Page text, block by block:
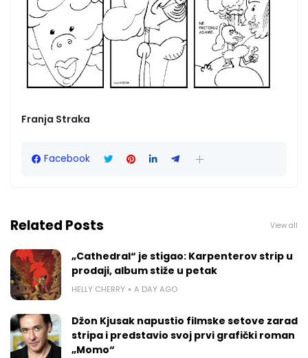
Franja Straka
Facebook
Related Posts View all
„Cathedral“ je stigao: Karpenterov strip u
prodaji, album stiže u petak
HELLY CHERRY A DAY AGO
Džon Kjusak napustio filmske setove zarad
stripa i predstavio svoj prvi grafički roman
„Momo“